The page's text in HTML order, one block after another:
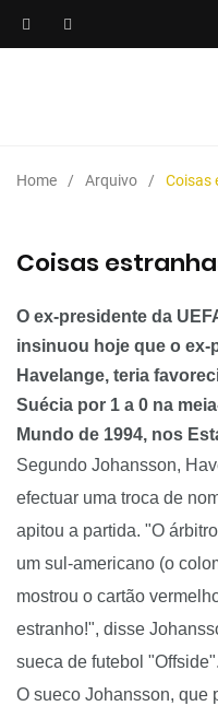
Home Arquivo Coisas
Coisas
O ex-presidente da
insinuou hoje que o ex-
Havelange, teria
Suécia por 1 a 0 na
Mundo de 1994, nos
Segundo Johansson,
efectuar uma troca de
apitou a partida. "O
um sul-americano (o
mostrou o cartão
estranho!", disse
sueca de futebol "Offside".
O sueco Johansson, que